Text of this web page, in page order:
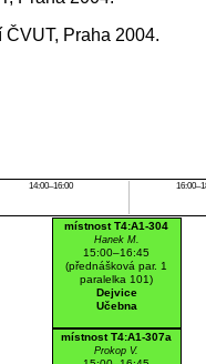
Praha 2004.
14:00–16:00
místnost T4:A1-304
Hanek M.
15:00–16:45
(přednášková par. 1
paralelka 101)
Dejvice
Učebna
místnost T4:A1-307a
Prokop V.